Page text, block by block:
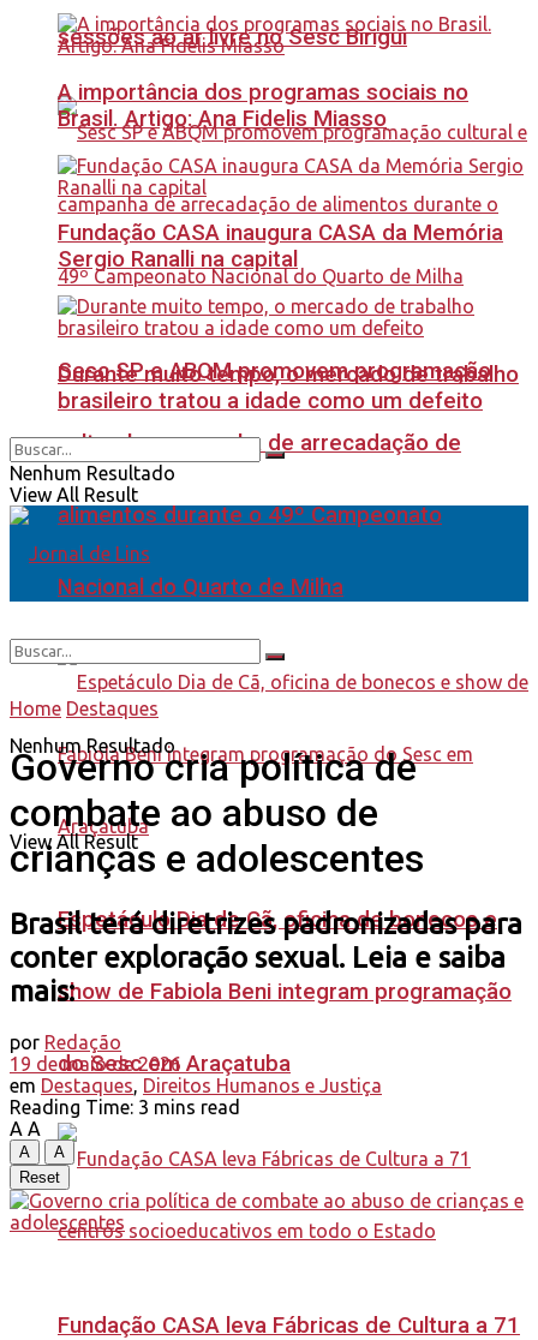
sessões ao ar livre no Sesc Birigui
Sesc SP e ABQM promovem programação
cultural e campanha de arrecadação de
alimentos durante o 49º Campeonato
Nacional do Quarto de Milha
Espetáculo Dia de Cã, oficina de bonecos e
show de Fabiola Beni integram programação
do Sesc em Araçatuba
Fundação CASA leva Fábricas de Cultura a 71
A importância dos programas sociais no
Brasil. Artigo: Ana Fidelis Miasso
Fundação CASA inaugura CASA da Memória
Sergio Ranalli na capital
Durante muito tempo, o mercado de trabalho
brasileiro tratou a idade como um defeito
Nenhum Resultado
View All Result
Nenhum Resultado
View All Result
Home Destaques
Governo cria política de
combate ao abuso de
crianças e adolescentes
Brasil terá diretrizes padronizadas para
conter exploração sexual. Leia e saiba
mais:
por Redação
19 de maio de 2026
em Destaques, Direitos Humanos e Justiça
Reading Time: 3 mins read
A A
A
A
Reset